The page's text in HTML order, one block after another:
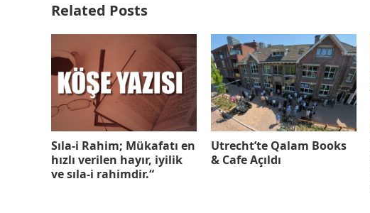
Related Posts
Sıla-i Rahim; Mükafatı en
hızlı verilen hayır, iyilik
ve sıla-i rahimdir.“
Utrecht’te Qalam Books
& Cafe Açıldı